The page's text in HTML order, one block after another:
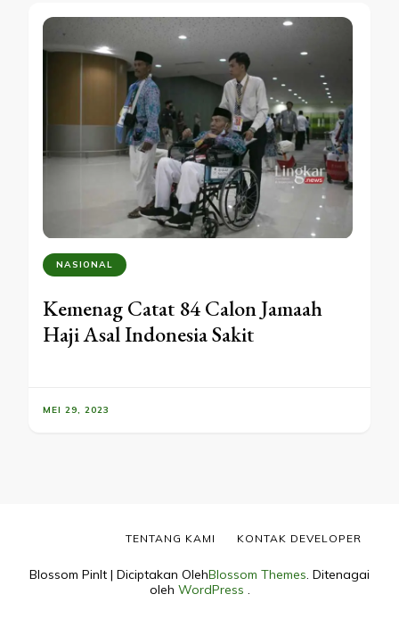
NASIONAL
Kemenag Catat 84 Calon Jamaah
Haji Asal Indonesia Sakit
MEI 29, 2023
Blossom PinIt | Diciptakan OlehBlossom Themes. Ditenagai
oleh WordPress .
TENTANG KAMI KONTAK DEVELOPER